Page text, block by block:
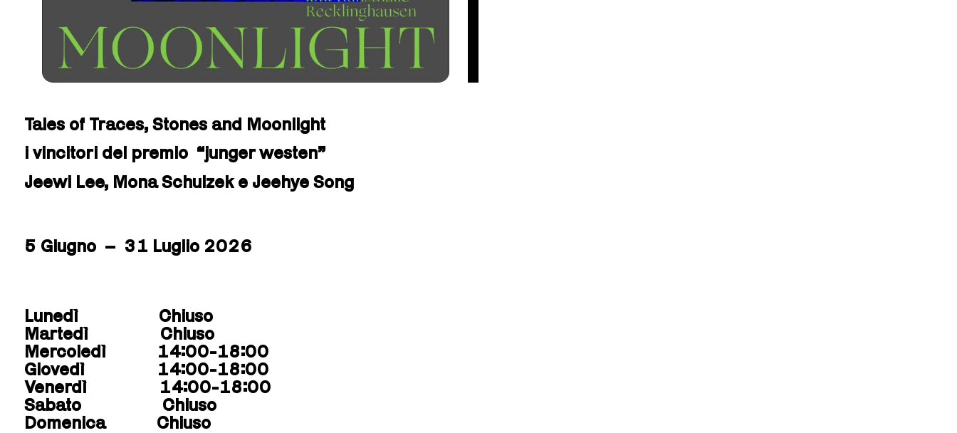
Tales of Traces, Stones and Moonlight
i vincitori del premio “junger westen”
Jeewi Lee, Mona Schulzek e Jeehye Song
5 Giugno – 31 Luglio 2026
Lunedì Chiuso
Martedì Chiuso
Mercoledì 14:00-18:00
Giovedì 14:00-18:00
Venerdì 14:00-18:00
Sabato Chiuso
Domenica Chiuso